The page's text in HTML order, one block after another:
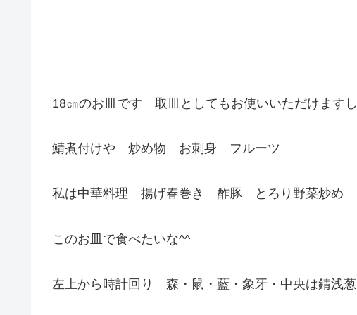
18㎝のお皿です 取皿としてもお使いいただけますし
鯖煮付けや 炒め物 お刺身 フルーツ
私は中華料理 揚げ春巻き 酢豚 とろり野菜炒め
このお皿で食べたいな^^
左上から時計回り 森・鼠・藍・象牙・中央は錆浅葱